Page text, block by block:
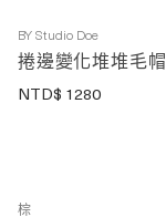
BY Studio Doe
捲邊變化堆堆毛帽
NTD$ 1280
棕